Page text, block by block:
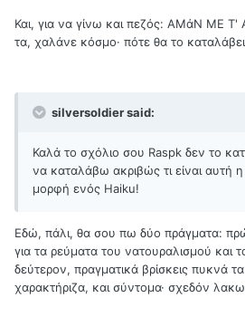
Και, για να γίνω και πεζός: ΑΜάΝ ΜΕ Τ'
τα, χαλάνε κόσμο· πότε θα το
silversoldier said:
Καλά το σχόλιο σου Raspk δεν το
να καταλάβω ακριβώς τι είναι αυτή
μορφή ενός Haiku!
Εδώ, πάλι, θα σου πω δύο πράγματα:
για τα ρεύματα του νατουραλισμού και
δεύτερον, πραγματικά βρίσκεις πυκνά
χαρακτήριζα, και σύντομα· σχεδόν